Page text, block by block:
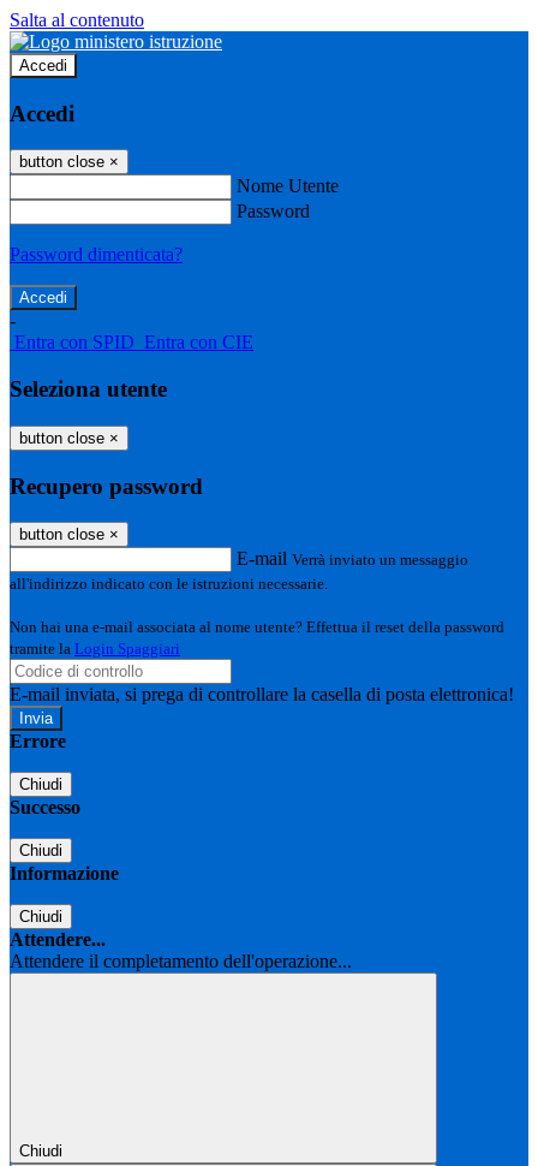
Salta al contenuto
Accedi
Accedi
button close ×
Nome Utente
Password
Password dimenticata?
-
Entra con SPID Entra con CIE
Seleziona utente
button close ×
Recupero password
button close ×
E-mail Verrà inviato un messaggio
all'indirizzo indicato con le istruzioni necessarie.
Non hai una e-mail associata al nome utente? Effettua il reset della password
tramite la Login Spaggiari
E-mail inviata, si prega di controllare la casella di posta elettronica!
Errore
Chiudi
Successo
Chiudi
Informazione
Chiudi
Attendere...
Attendere il completamento dell'operazione...
Chiudi